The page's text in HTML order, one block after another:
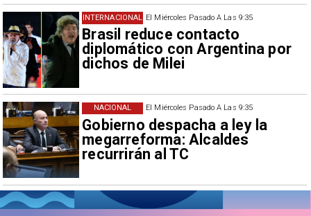
El Miércoles Pasado A Las 9:35
Brasil reduce contacto
diplomático con Argentina por
dichos de Milei
INTERNACIONAL
El Miércoles Pasado A Las 9:35
Gobierno despacha a ley la
megarreforma: Alcaldes
recurrirán al TC
NACIONAL